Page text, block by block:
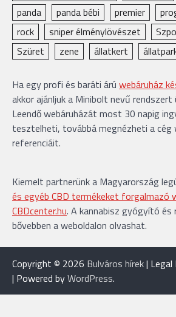
panda
panda bébi premier
rock
sniper élménylövészet
Szüret
zene állatkert
Ha egy profi és baráti árú webáruház
akkor ajánljuk a Minibolt nevű
Leendő webáruházát most 30 napig
tesztelheti, továbbá megnézheti a cég
referenciáit.
Kiemelt partnerünk a Magyarország
és egyéb CBD termékeket forgalmazó
CBDcenter.hu. A kannabisz gyógyító és
bővebben a weboldalon olvashat.
Copyright © 2026 Bulváros hírek|
| Powered byWordPress.